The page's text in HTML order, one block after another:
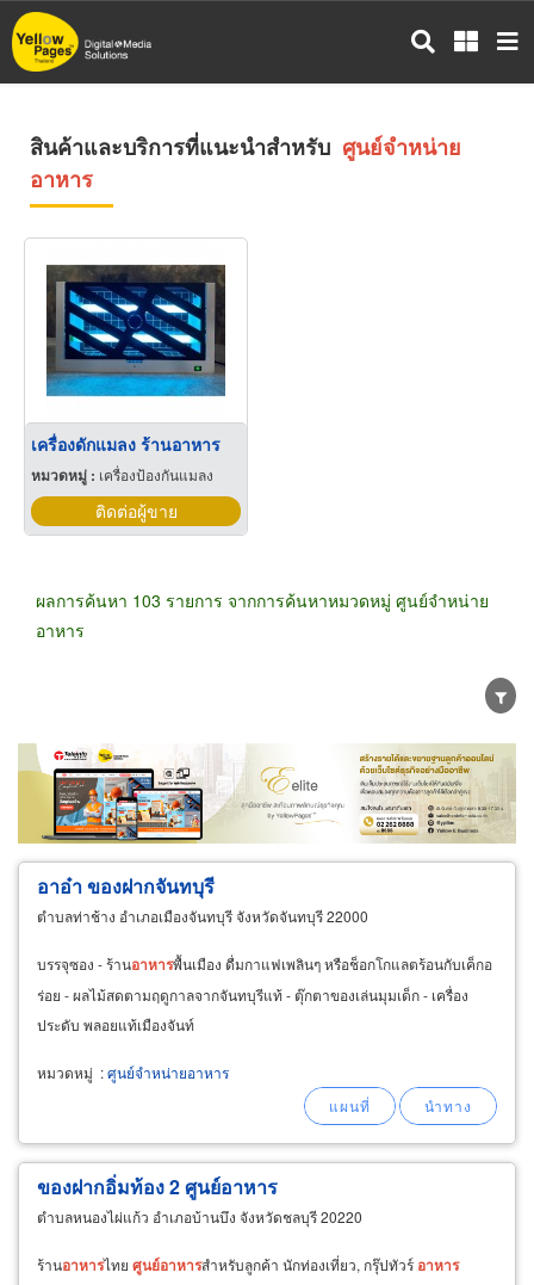
ข้าม
ไป
สินค้าและบริการที่แนะนำสำหรับ ศูนย์จำหน่าย
อาหาร
เครื่องดักแมลง ร้านอาหาร
หมวดหมู่ : เครื่องป้องกันแมลง
ติดต่อผู้ขาย
ผลการค้นหา 103 รายการ จากการค้นหาหมวดหมู่ ศูนย์จำหน่าย
อาหาร
ขายส่ง ขายปลีก ผู้ผลิต
ตัวแทนจัดจำหน่าย
ผู้ส่งออก/นำเข้า
ธุรกิจบริการ
อาอ๋า ของฝากจันทบุรี
ตำบลท่าช้าง อำเภอเมืองจันทบุรี จังหวัดจันทบุรี 22000
บรรจุซอง - ร้านอาหารพื้นเมือง ดื่มกาแฟเพลินๆ หรือช็อกโกแลตร้อนกับเค็กอ
ร่อย - ผลไม้สดตามฤดูกาลจากจันทบุรีแท้ - ตุ๊กตาของเล่นมุมเด็ก - เครื่อง
ประดับ พลอยแท้เมืองจันท์
หมวดหมู่ :ศูนย์จำหน่ายอาหาร
ของฝากอิ่มท้อง 2 ศูนย์อาหาร
ตำบลหนองไผ่แก้ว อำเภอบ้านบึง จังหวัดชลบุรี 20220
ร้านอาหารไทย ศูนย์อาหารสำหรับลูกค้า นักท่องเที่ยว, กรุ๊ปทัวร์ อาหาร